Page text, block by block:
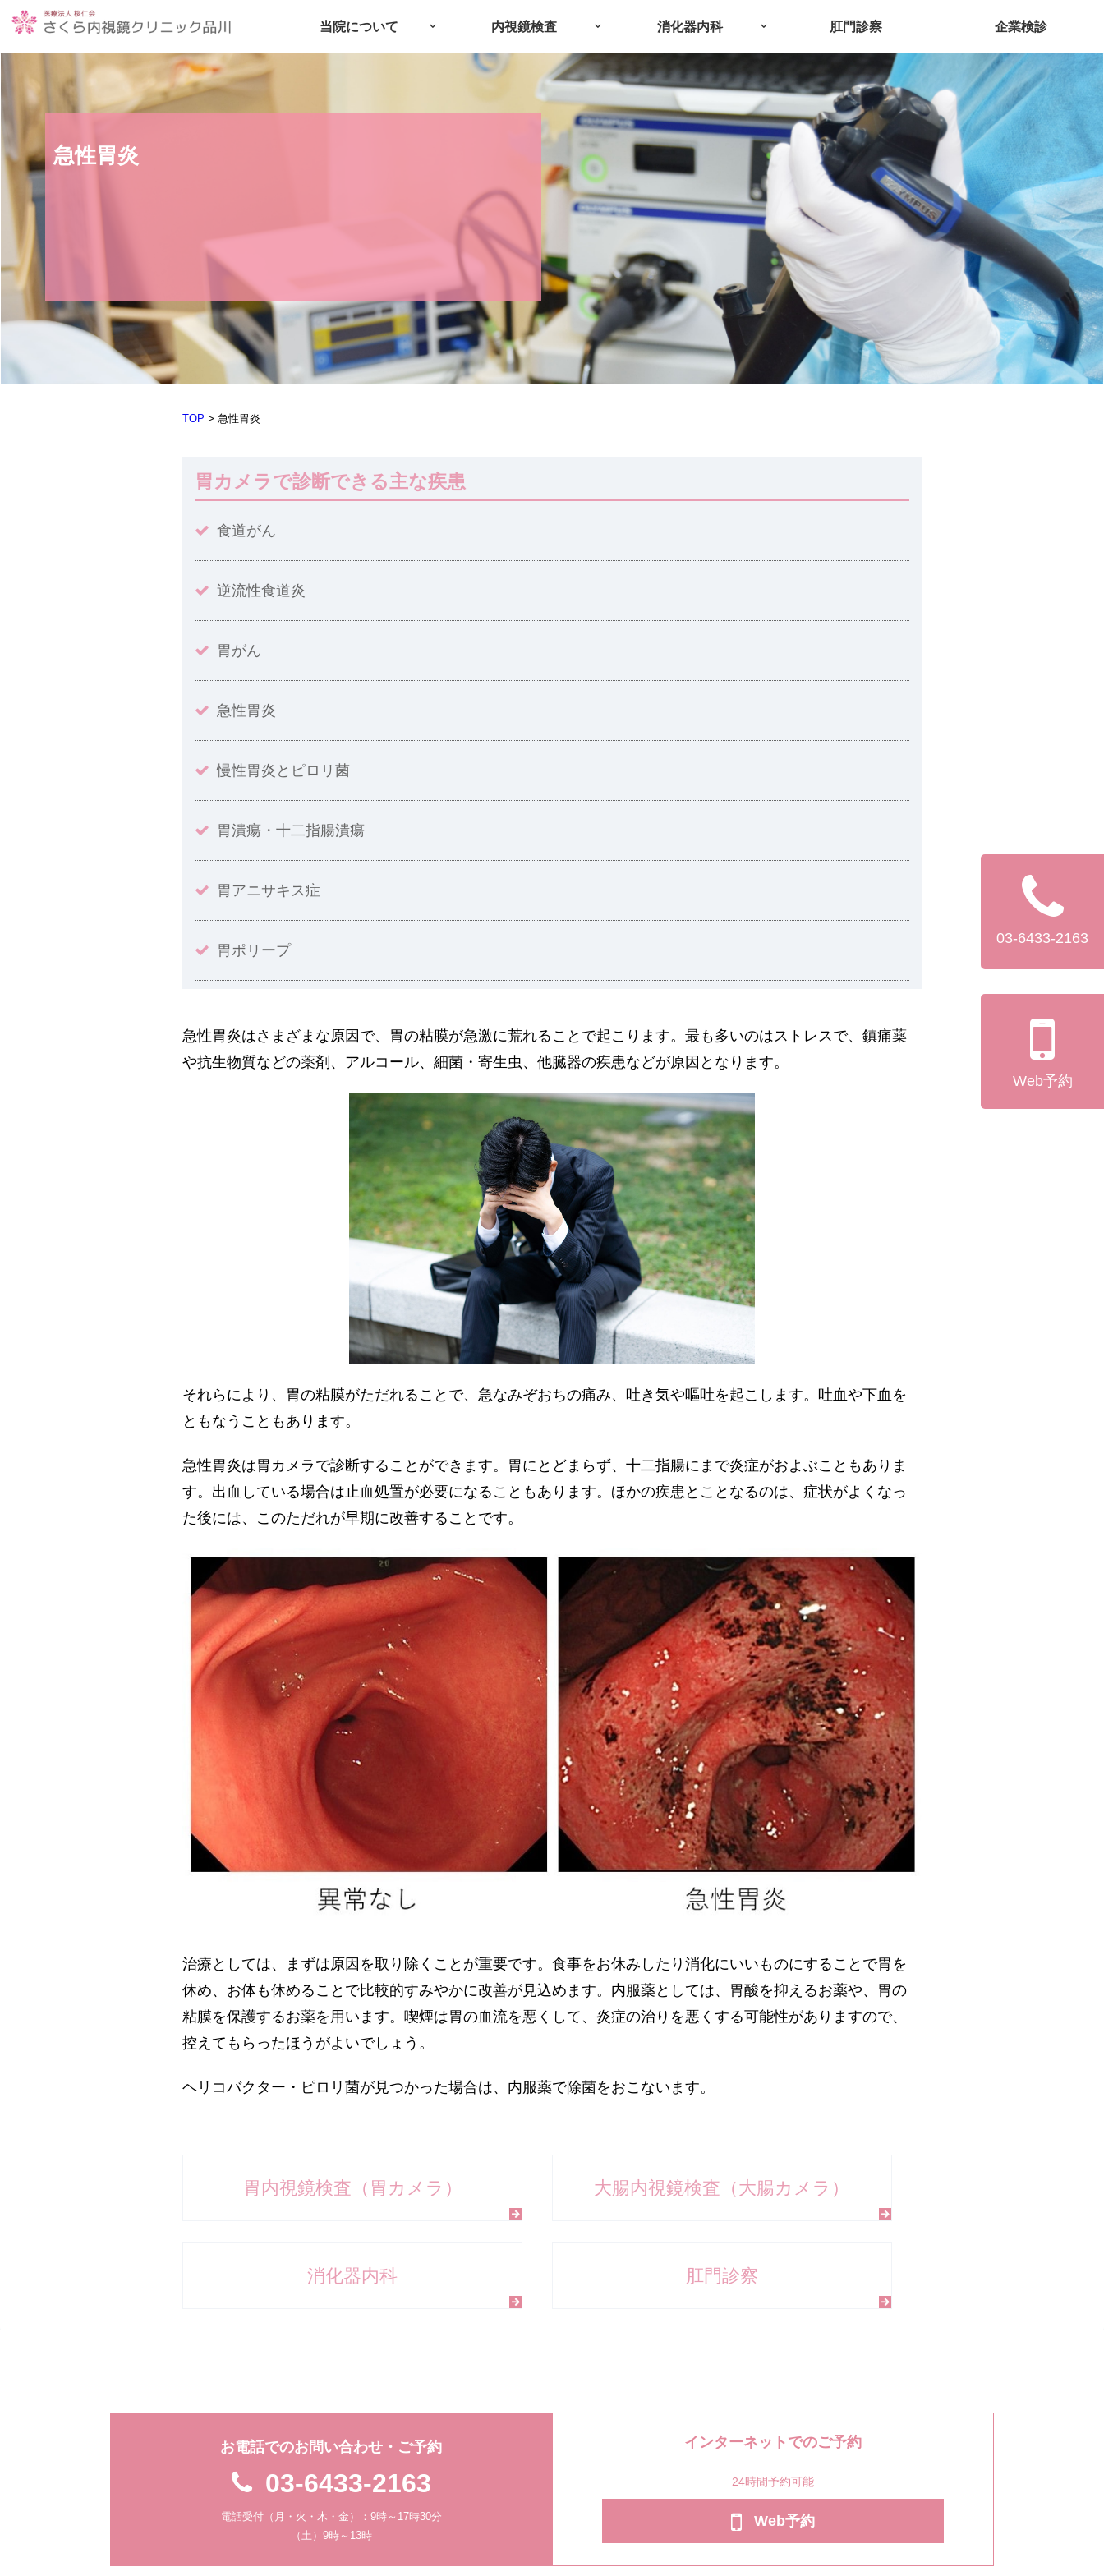
当院について 内視鏡検査 消化器内科 肛門診察 企業検診
03-6433-2163
Web予約
急性胃炎
TOP >急性胃炎
胃カメラで診断できる主な疾患
食道がん
逆流性食道炎
胃がん
急性胃炎
慢性胃炎とピロリ菌
胃潰瘍・十二指腸潰瘍
胃アニサキス症
胃ポリープ
急性胃炎はさまざまな原因で、胃の粘膜が急激に荒れることで起こります。最も多いのはストレスで、鎮痛薬
や抗生物質などの薬剤、アルコール、細菌・寄生虫、他臓器の疾患などが原因となります。
それらにより、胃の粘膜がただれることで、急なみぞおちの痛み、吐き気や嘔吐を起こします。吐血や下血を
ともなうこともあります。
急性胃炎は胃カメラで診断することができます。胃にとどまらず、十二指腸にまで炎症がおよぶこともありま
す。出血している場合は止血処置が必要になることもあります。ほかの疾患とことなるのは、症状がよくなっ
た後には、このただれが早期に改善することです。
治療としては、まずは原因を取り除くことが重要です。食事をお休みしたり消化にいいものにすることで胃を
休め、お体も休めることで比較的すみやかに改善が見込めます。内服薬としては、胃酸を抑えるお薬や、胃の
粘膜を保護するお薬を用います。喫煙は胃の血流を悪くして、炎症の治りを悪くする可能性がありますので、
控えてもらったほうがよいでしょう。
ヘリコバクター・ピロリ菌が見つかった場合は、内服薬で除菌をおこないます。
胃内視鏡検査（胃カメラ） 大腸内視鏡検査（大腸カメラ）
消化器内科 肛門診察
お電話でのお問い合わせ・ご予約
03-6433-2163
電話受付（月・火・木・金）：9時～17時30分
（土）9時～13時
インターネットでのご予約
24時間予約可能
Web予約